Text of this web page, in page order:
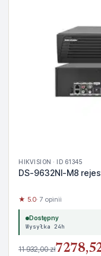
HIKVISION · ID 61345
DS-9632NI-M8
★ 5.0· 7 opinii
Dostępny
Wysyłka 24h
11 932,00 zł